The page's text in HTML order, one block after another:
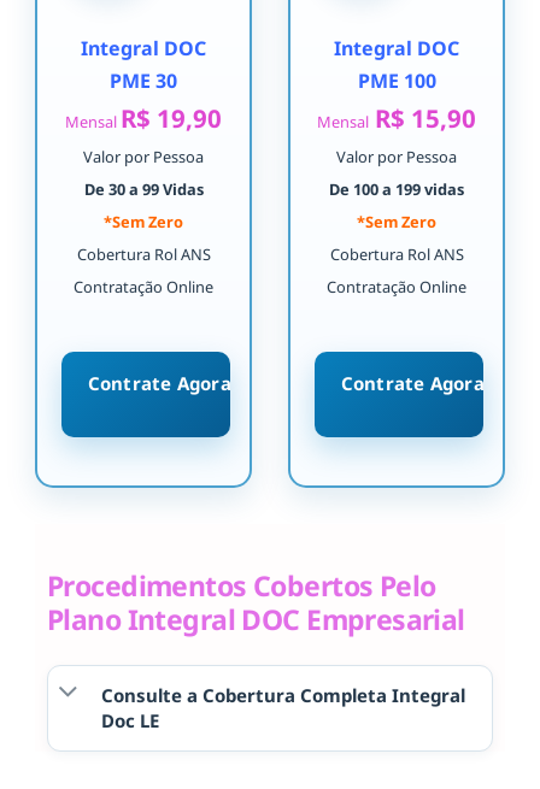
Integral DOC
PME 30
Mensal R$ 19,90
Valor por Pessoa
De 30 a 99 Vidas
*Sem Zero
Cobertura Rol ANS
Contratação Online
Contrate Agora
Integral DOC
PME 100
Mensal R$ 15,90
Valor por Pessoa
De 100 a 199 vidas
*Sem Zero
Cobertura Rol ANS
Contratação Online
Contrate Agora
Procedimentos Cobertos Pelo
Plano Integral DOC Empresarial
Consulte a Cobertura Completa Integral
Doc LE